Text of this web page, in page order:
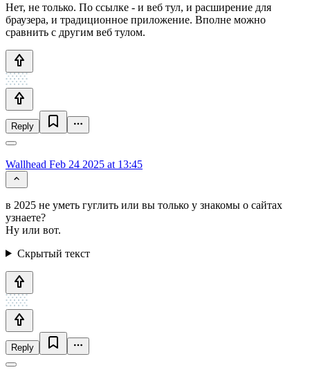
Нет, не только. По ссылке - и веб тул, и расширение для
браузера, и традиционное приложение. Вполне можно
сравнить с другим веб тулом.
Reply
Wallhead Feb 24 2025 at 13:45
в 2025 не уметь гуглить или вы только у знакомы о сайтах
узнаете?
Ну или вот.
Скрытый текст
Reply